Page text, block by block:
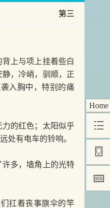
Home
第三
上与项上挂着些白
，冷峭，驯顺，正
入胸中，特别的痛
的红色；太阳似乎
处有电车的铃响。
多，墙角上的光特
扛着丧事旗伞的竿